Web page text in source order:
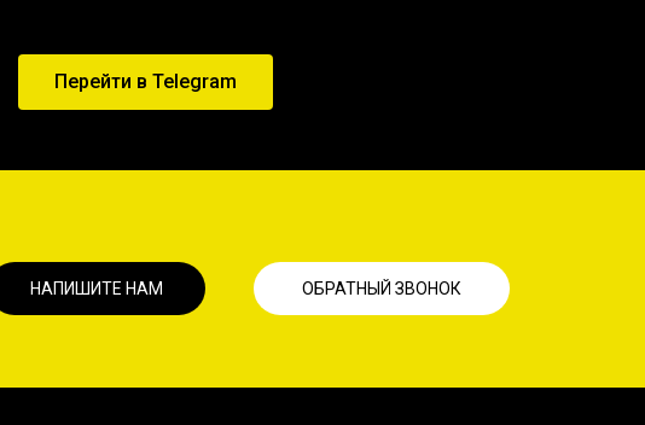
Перейти в Telegram
НАПИШИТЕ НАМ ОБРАТНЫЙ ЗВОНОК